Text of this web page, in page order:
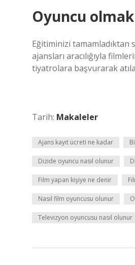
Oyuncu
Eğitiminizi tamamladıktan
ajansları aracılığıyla
tiyatrolara başvurarak
Tarih: Makaleler
Ajans kayıt ücreti ne kadar
Dizide oyuncu nasıl olunur
Film yapan kişiye ne denir
Nasıl film oyuncusu olunur
Televizyon oyuncusu nasıl olunur